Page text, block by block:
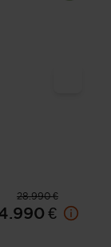
28.990 €
€